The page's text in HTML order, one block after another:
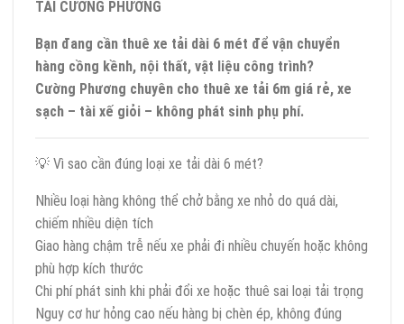
TẢI CƯỜNG PHƯƠNG
Bạn đang cần thuê xe tải dài 6 mét để vận chuyển
hàng cồng kềnh, nội thất, vật liệu công trình?
Cường Phương chuyên cho thuê xe tải 6m giá rẻ, xe
sạch – tài xế giỏi – không phát sinh phụ phí.
💡 Vì sao cần đúng loại xe tải dài 6 mét?
Nhiều loại hàng không thể chở bằng xe nhỏ do quá dài,
chiếm nhiều diện tích
Giao hàng chậm trễ nếu xe phải đi nhiều chuyến hoặc không
phù hợp kích thước
Chi phí phát sinh khi phải đổi xe hoặc thuê sai loại tải trọng
Nguy cơ hư hỏng cao nếu hàng bị chèn ép, không đúng